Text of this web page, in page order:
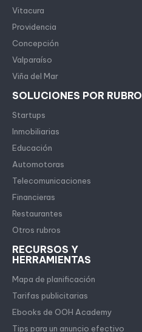
Vitacura
Providencia
Concepción
Valparaíso
Viña del Mar
SOLUCIONES POR RUBRO
Startups
Inmobiliarias
Educación
Automotoras
Telecomunicaciones
Financieras
Restaurantes
Otros rubros
RECURSOS Y
HERRAMIENTAS
Mapa de planificación
Tarifas publicitarias
Ebooks de OOH Academy
Tips para un anuncio efectivo